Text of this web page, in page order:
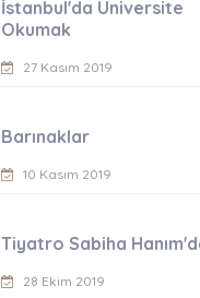
İstanbul'da Üniversite
Okumak
27 Kasım 2019
Barınaklar
10 Kasım 2019
Tiyatro Sabiha
28 Ekim 2019